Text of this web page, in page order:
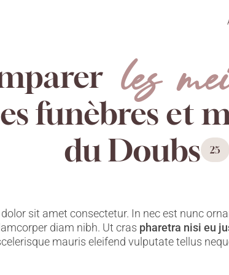
les
funèbres et
du Doubs
25
sit amet consectetur. In nec est nunc
diam nibh. Ut cras pharetra nisi eu
mauris eleifend vulputate tellus